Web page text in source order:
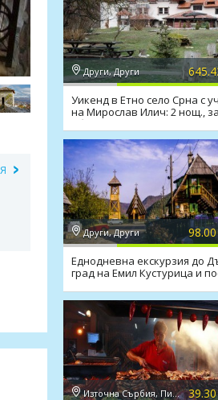
Други, Други
Уикенд в Етно село Срна с
на Мирослав Илич: 2 нощ.,
обеди, вечери
Други, Други
Еднодневна екскурзия до
град на Емил Кустурица и
Източна Сърбия, Пирот